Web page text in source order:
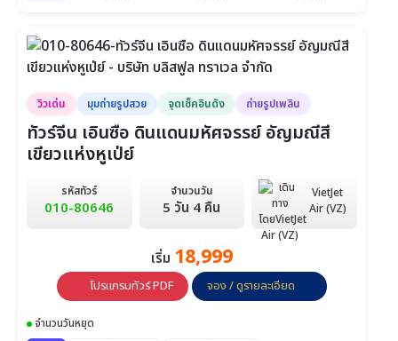
23,999
วันที่ 31-5 พ.ย.
พ.ย.
23,999
วันที่ 7-12
23,999
วันที่ 14-19
23,999
วันที่ 21-26
23,999
ธ.ค.
23,999
วันที่ 19-24
26,999
วันที่ 26-31
ม.ค.
วิวเด่น มุมถ่ายรูปสวย จุดเช็คอินดัง ถ่ายรูปเพลิน
ทัวร์จีน เอินซือ ดินแดนมหัศจรรย์ อัญมณีสี
เขียวแห่งหูเป่ย์
รหัสทัวร์
010-80646
จำนวนวัน
5 วัน 4 คืน
VietJet
Air (VZ)
เริ่ม 18,999
โปรแกรมทัวร์ PDF จอง / ดูรายละเอียด
จำนวนวันหยุด